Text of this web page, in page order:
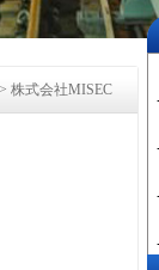
> 株式会社MISEC